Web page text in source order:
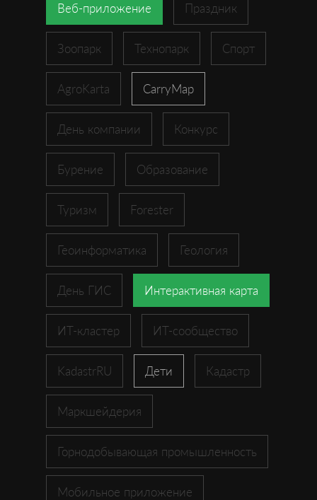
Веб-приложение Праздник
Зоопарк Технопарк Спорт
AgroKarta CarryMap
День компании Конкурс
Бурение Образование
Туризм Forester
Геоинформатика Геология
День ГИС Интерактивная карта
ИТ-кластер ИТ-сообщество
KadastrRU Дети Кадастр
Маркшейдерия
Горнодобывающая промышленность
Мобильное приложение